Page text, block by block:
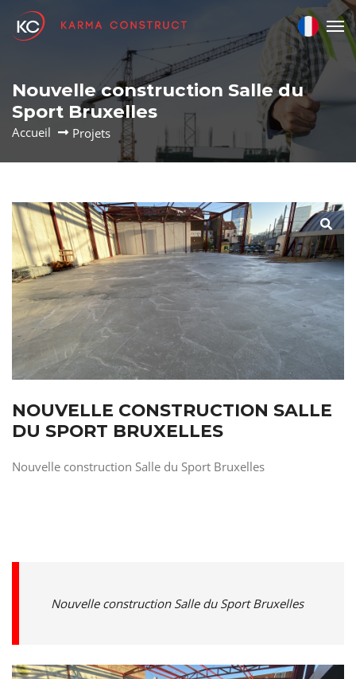
Nouvelle construction Salle du
Sport Bruxelles
Accueil Projets
NOUVELLE CONSTRUCTION SALLE
DU SPORT BRUXELLES
Nouvelle construction Salle du Sport Bruxelles
Nouvelle construction Salle du Sport Bruxelles